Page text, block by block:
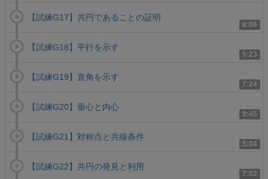
8:06
【試練G17】共円であることの証明
5:23
【試練G18】平行を示す
7:24
【試練G19】直角を示す
9:45
【試練G20】垂心と内心
5:04
【試練G21】対称点と共線条件
7:02
【試練G22】共円の発見と利用